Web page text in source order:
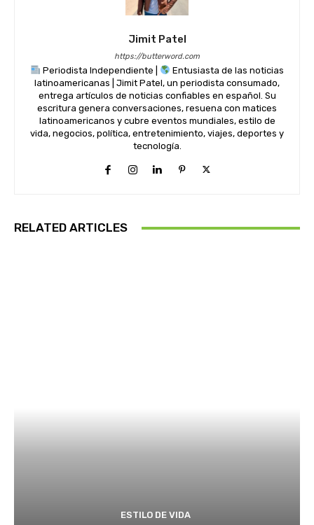
Jimit Patel
https://butterword.com
Periodista Independiente |
Entusiasta de las noticias
latinoamericanas | Jimit Patel, un periodista consumado,
entrega artículos de noticias confiables en español. Su
escritura genera conversaciones, resuena con matices
latinoamericanos y cubre eventos mundiales, estilo de
vida, negocios, política, entretenimiento, viajes, deportes y
tecnología.
RELATED ARTICLES
ESTILO DE VIDA